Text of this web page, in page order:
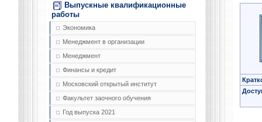
Выпускные квалификационные
работы
Экономика
Менеджмент в организации
Менеджмент
Финансы и кредит
Московский открытый институт
Факультет заочного обучения
Год выпуска 2021